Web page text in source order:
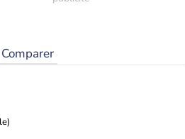
Comparer